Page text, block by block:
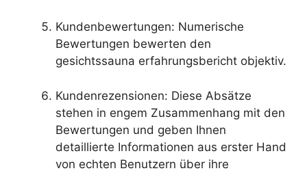
Kundenbewertungen: Numerische
Bewertungen bewerten den
gesichtssauna erfahrungsbericht objektiv.
Kundenrezensionen: Diese Absätze
stehen in engem Zusammenhang mit den
Bewertungen und geben Ihnen
detaillierte Informationen aus erster Hand
von echten Benutzern über ihre